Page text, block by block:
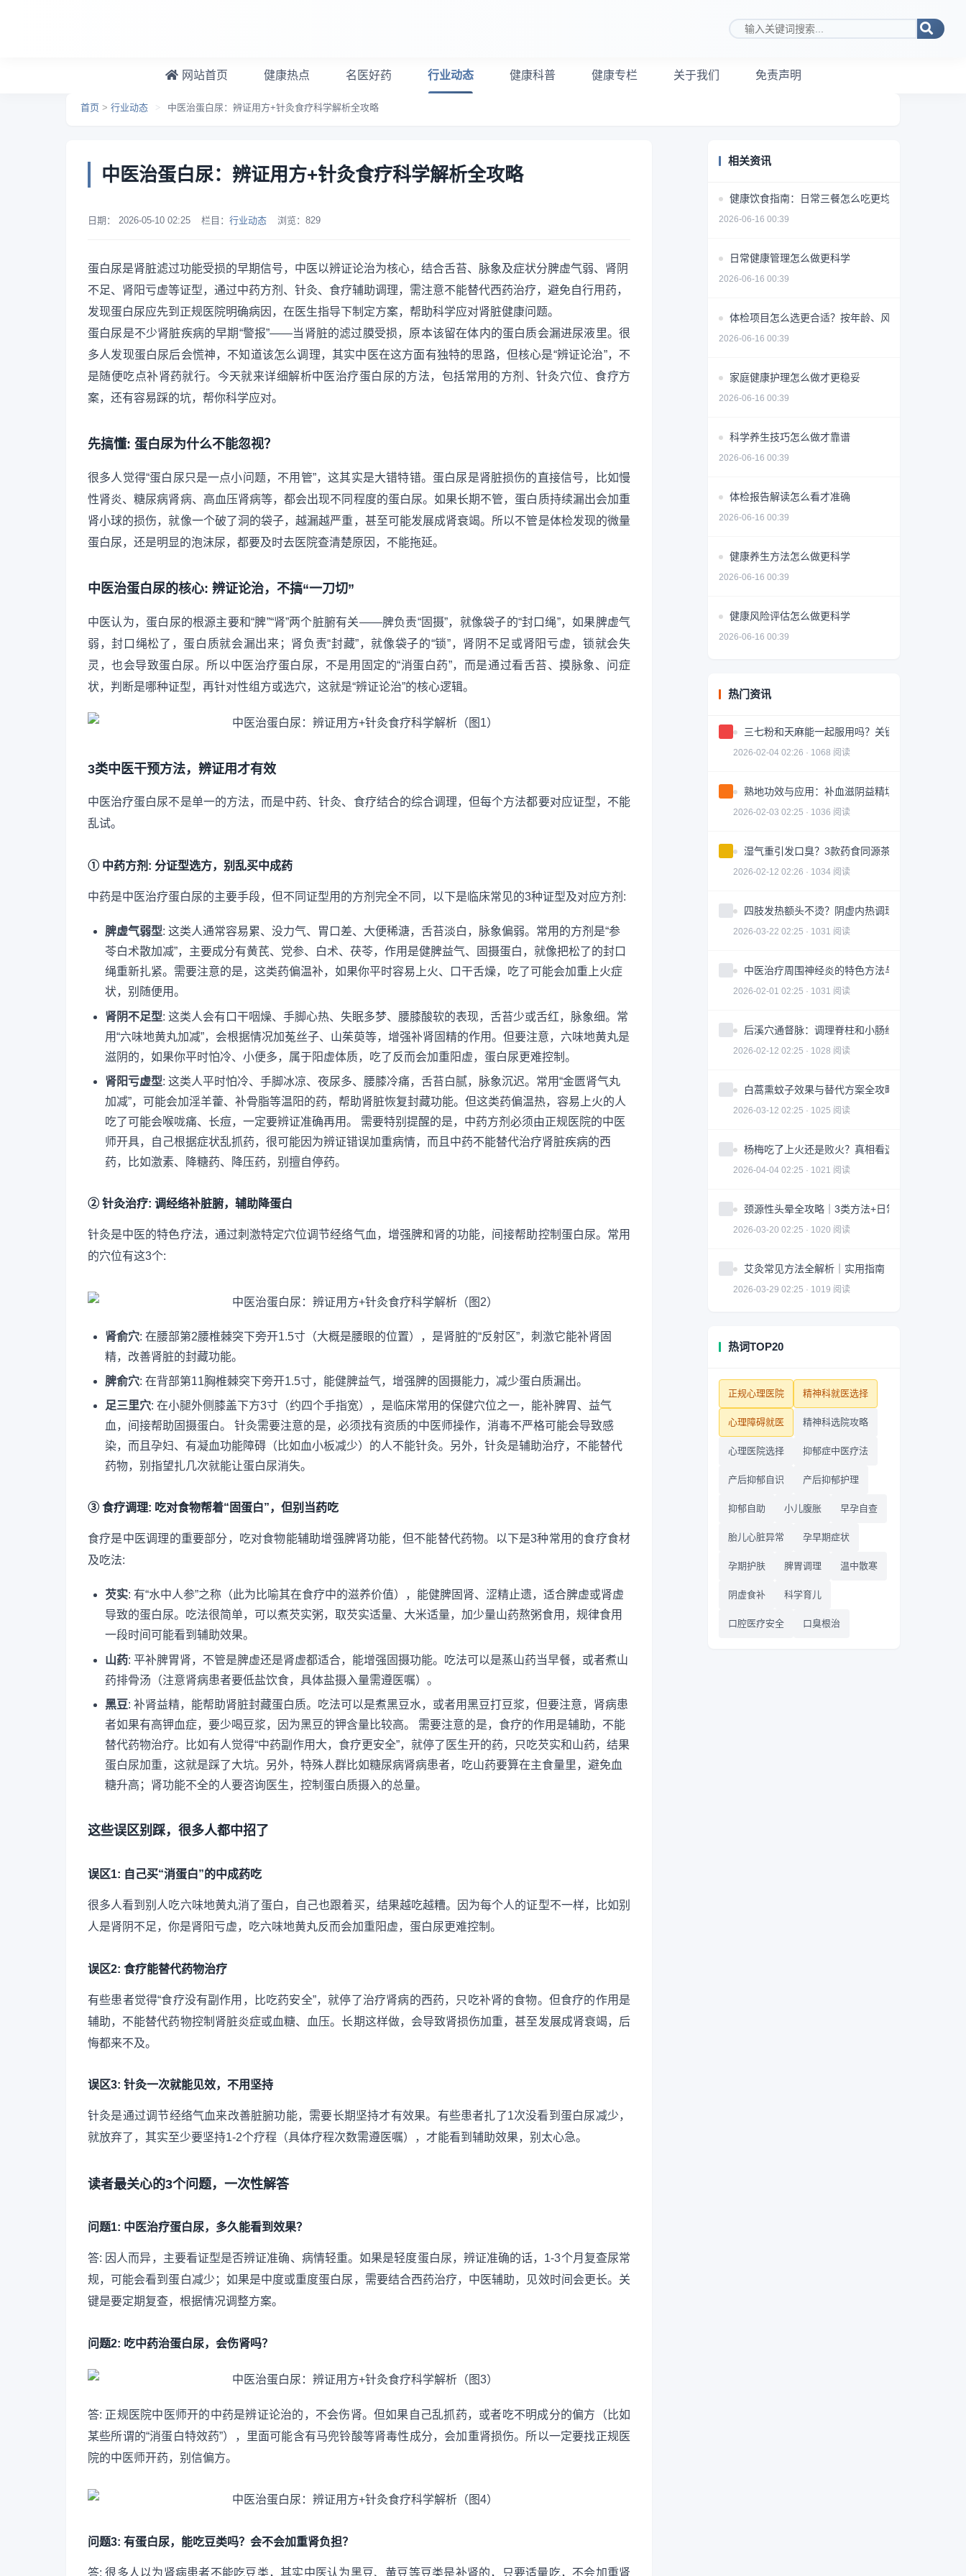
搜索关键词
网站首页 健康热点 名医好药 行业动态 健康科普 健康专栏 关于我们 免责声明
首页 > 行业动态 > 中医治蛋白尿：辨证用方+针灸食疗科学解析全攻略
中医治蛋白尿：辨证用方+针灸食疗科学解析全攻略
日期： 2026-05-10 02:25 栏目： 行业动态 浏览： 829
蛋白尿是肾脏滤过功能受损的早期信号，中医以辨证论治为核心，结合舌苔、脉象及症状分脾虚气弱、肾阴
不足、肾阳亏虚等证型，通过中药方剂、针灸、食疗辅助调理，需注意不能替代西药治疗，避免自行用药，
发现蛋白尿应先到正规医院明确病因，在医生指导下制定方案，帮助科学应对肾脏健康问题。
蛋白尿是不少肾脏疾病的早期“警报”——当肾脏的滤过膜受损，原本该留在体内的蛋白质会漏进尿液里。很
多人发现蛋白尿后会慌神，不知道该怎么调理，其实中医在这方面有独特的思路，但核心是“辨证论治”，不
是随便吃点补肾药就行。今天就来详细解析中医治疗蛋白尿的方法，包括常用的方剂、针灸穴位、食疗方
案，还有容易踩的坑，帮你科学应对。
先搞懂: 蛋白尿为什么不能忽视？
很多人觉得“蛋白尿只是一点小问题，不用管”，这其实是大错特错。蛋白尿是肾脏损伤的直接信号，比如慢
性肾炎、糖尿病肾病、高血压肾病等，都会出现不同程度的蛋白尿。如果长期不管，蛋白质持续漏出会加重
肾小球的损伤，就像一个破了洞的袋子，越漏越严重，甚至可能发展成肾衰竭。所以不管是体检发现的微量
蛋白尿，还是明显的泡沫尿，都要及时去医院查清楚原因，不能拖延。
中医治蛋白尿的核心: 辨证论治，不搞“一刀切”
中医认为，蛋白尿的根源主要和“脾”“肾”两个脏腑有关——脾负责“固摄”，就像袋子的“封口绳”，如果脾虚气
弱，封口绳松了，蛋白质就会漏出来；肾负责“封藏”，就像袋子的“锁”，肾阴不足或肾阳亏虚，锁就会失
灵，也会导致蛋白尿。所以中医治疗蛋白尿，不是用固定的“消蛋白药”，而是通过看舌苔、摸脉象、问症
状，判断是哪种证型，再针对性组方或选穴，这就是“辨证论治”的核心逻辑。
3类中医干预方法，辨证用才有效
中医治疗蛋白尿不是单一的方法，而是中药、针灸、食疗结合的综合调理，但每个方法都要对应证型，不能
乱试。
① 中药方剂: 分证型选方，别乱买中成药
中药是中医治疗蛋白尿的主要手段，但不同证型用的方剂完全不同，以下是临床常见的3种证型及对应方剂:
脾虚气弱型: 这类人通常容易累、没力气、胃口差、大便稀溏，舌苔淡白，脉象偏弱。常用的方剂是“参
苓白术散加减”，主要成分有黄芪、党参、白术、茯苓，作用是健脾益气、固摄蛋白，就像把松了的封口
绳重新扎紧。需要注意的是，这类药偏温补，如果你平时容易上火、口干舌燥，吃了可能会加重上火症
状，别随便用。
肾阴不足型: 这类人会有口干咽燥、手脚心热、失眠多梦、腰膝酸软的表现，舌苔少或舌红，脉象细。常
用“六味地黄丸加减”，会根据情况加菟丝子、山茱萸等，增强补肾固精的作用。但要注意，六味地黄丸是
滋阴的，如果你平时怕冷、小便多，属于阳虚体质，吃了反而会加重阳虚，蛋白尿更难控制。
肾阳亏虚型: 这类人平时怕冷、手脚冰凉、夜尿多、腰膝冷痛，舌苔白腻，脉象沉迟。常用“金匮肾气丸
加减”，可能会加淫羊藿、补骨脂等温阳的药，帮助肾脏恢复封藏功能。但这类药偏温热，容易上火的人
吃了可能会喉咙痛、长痘，一定要辨证准确再用。 需要特别提醒的是，中药方剂必须由正规医院的中医
师开具，自己根据症状乱抓药，很可能因为辨证错误加重病情，而且中药不能替代治疗肾脏疾病的西
药，比如激素、降糖药、降压药，别擅自停药。
② 针灸治疗: 调经络补脏腑，辅助降蛋白
针灸是中医的特色疗法，通过刺激特定穴位调节经络气血，增强脾和肾的功能，间接帮助控制蛋白尿。常用
的穴位有这3个:
肾俞穴: 在腰部第2腰椎棘突下旁开1.5寸（大概是腰眼的位置），是肾脏的“反射区”，刺激它能补肾固
精，改善肾脏的封藏功能。
脾俞穴: 在背部第11胸椎棘突下旁开1.5寸，能健脾益气，增强脾的固摄能力，减少蛋白质漏出。
足三里穴: 在小腿外侧膝盖下方3寸（约四个手指宽），是临床常用的保健穴位之一，能补脾胃、益气
血，间接帮助固摄蛋白。 针灸需要注意的是，必须找有资质的中医师操作，消毒不严格可能会导致感
染，而且孕妇、有凝血功能障碍（比如血小板减少）的人不能针灸。另外，针灸是辅助治疗，不能替代
药物，别指望扎几次就能让蛋白尿消失。
③ 食疗调理: 吃对食物帮着“固蛋白”，但别当药吃
食疗是中医调理的重要部分，吃对食物能辅助增强脾肾功能，但不能替代药物。以下是3种常用的食疗食材
及吃法:
芡实: 有“水中人参”之称（此为比喻其在食疗中的滋养价值），能健脾固肾、涩精止遗，适合脾虚或肾虚
导致的蛋白尿。吃法很简单，可以煮芡实粥，取芡实适量、大米适量，加少量山药熬粥食用，规律食用
一段时间可能看到辅助效果。
山药: 平补脾胃肾，不管是脾虚还是肾虚都适合，能增强固摄功能。吃法可以是蒸山药当早餐，或者煮山
药排骨汤（注意肾病患者要低盐饮食，具体盐摄入量需遵医嘱）。
黑豆: 补肾益精，能帮助肾脏封藏蛋白质。吃法可以是煮黑豆水，或者用黑豆打豆浆，但要注意，肾病患
者如果有高钾血症，要少喝豆浆，因为黑豆的钾含量比较高。 需要注意的是，食疗的作用是辅助，不能
替代药物治疗。比如有人觉得“中药副作用大，食疗更安全”，就停了医生开的药，只吃芡实和山药，结果
蛋白尿加重，这就是踩了大坑。另外，特殊人群比如糖尿病肾病患者，吃山药要算在主食量里，避免血
糖升高；肾功能不全的人要咨询医生，控制蛋白质摄入的总量。
这些误区别踩，很多人都中招了
误区1: 自己买“消蛋白”的中成药吃
很多人看到别人吃六味地黄丸消了蛋白，自己也跟着买，结果越吃越糟。因为每个人的证型不一样，比如别
人是肾阴不足，你是肾阳亏虚，吃六味地黄丸反而会加重阳虚，蛋白尿更难控制。
误区2: 食疗能替代药物治疗
有些患者觉得“食疗没有副作用，比吃药安全”，就停了治疗肾病的西药，只吃补肾的食物。但食疗的作用是
辅助，不能替代药物控制肾脏炎症或血糖、血压。长期这样做，会导致肾损伤加重，甚至发展成肾衰竭，后
悔都来不及。
误区3: 针灸一次就能见效，不用坚持
针灸是通过调节经络气血来改善脏腑功能，需要长期坚持才有效果。有些患者扎了1次没看到蛋白尿减少，
就放弃了，其实至少要坚持1-2个疗程（具体疗程次数需遵医嘱），才能看到辅助效果，别太心急。
读者最关心的3个问题，一次性解答
问题1: 中医治疗蛋白尿，多久能看到效果？
答: 因人而异，主要看证型是否辨证准确、病情轻重。如果是轻度蛋白尿，辨证准确的话，1-3个月复查尿常
规，可能会看到蛋白减少；如果是中度或重度蛋白尿，需要结合西药治疗，中医辅助，见效时间会更长。关
键是要定期复查，根据情况调整方案。
问题2: 吃中药治蛋白尿，会伤肾吗？
答: 正规医院中医师开的中药是辨证论治的，不会伤肾。但如果自己乱抓药，或者吃不明成分的偏方（比如
某些所谓的“消蛋白特效药”），里面可能含有马兜铃酸等肾毒性成分，会加重肾损伤。所以一定要找正规医
院的中医师开药，别信偏方。
问题3: 有蛋白尿，能吃豆类吗？会不会加重肾负担？
答: 很多人以为肾病患者不能吃豆类，其实中医认为黑豆、黄豆等豆类是补肾的，只要适量吃，不会加重肾
相关资讯
健康饮食指南：日常三餐怎么吃更均衡
2026-06-16 00:39
日常健康管理怎么做更科学
2026-06-16 00:39
体检项目怎么选更合适？按年龄、风险和需求做判断
2026-06-16 00:39
家庭健康护理怎么做才更稳妥
2026-06-16 00:39
科学养生技巧怎么做才靠谱
2026-06-16 00:39
体检报告解读怎么看才准确
2026-06-16 00:39
健康养生方法怎么做更科学
2026-06-16 00:39
健康风险评估怎么做更科学
2026-06-16 00:39
热门资讯
三七粉和天麻能一起服用吗？关键问题解答
2026-02-04 02:26 · 1068 阅读
熟地功效与应用：补血滋阴益精填髓的中药详解
2026-02-03 02:25 · 1036 阅读
湿气重引发口臭？3款药食同源茶饮助你调理
2026-02-12 02:26 · 1034 阅读
四肢发热额头不烫？阴虚内热调理全攻略
2026-03-22 02:25 · 1031 阅读
中医治疗周围神经炎的特色方法与注意事项
2026-02-01 02:25 · 1031 阅读
后溪穴通督脉：调理脊柱和小肠经问题
2026-02-12 02:25 · 1028 阅读
白蒿熏蚊子效果与替代方案全攻略｜科学防蚊指南
2026-03-12 02:25 · 1025 阅读
杨梅吃了上火还是败火？真相看这3点｜食用指南
2026-04-04 02:25 · 1021 阅读
颈源性头晕全攻略｜3类方法+日常调整科学缓解
2026-03-20 02:25 · 1020 阅读
艾灸常见方法全解析｜实用指南
2026-03-29 02:25 · 1019 阅读
热词TOP20
正规心理医院 精神科就医选择
心理障碍就医 精神科选院攻略
心理医院选择 抑郁症中医疗法
产后抑郁自识 产后抑郁护理
抑郁自助 小儿腹胀 早孕自查
胎儿心脏异常 孕早期症状
孕期护肤 脾胃调理 温中散寒
阴虚食补 科学育儿
口腔医疗安全 口臭根治